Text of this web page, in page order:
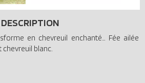
DESCRIPTION
en chevreuil enchanté… Fée ailée
blanc.